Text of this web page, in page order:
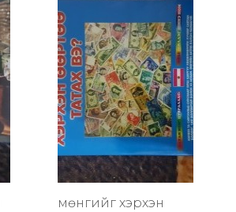
мөнгийг хэрхэн